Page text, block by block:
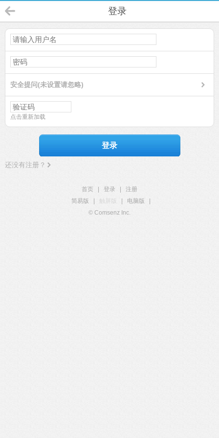
登录
安全提问(未设置请忽略)
点击重新加载
登录
还没有注册？
首页 登录
注册
简易版
触屏版 电脑版
© Comsenz Inc.